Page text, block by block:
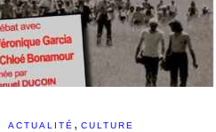
ACTUALITÉ ,CULTURE